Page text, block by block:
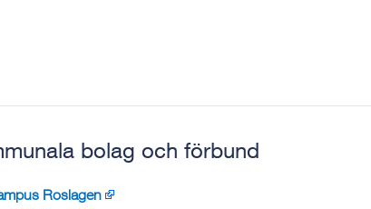
bolag och förbund
Roslagen